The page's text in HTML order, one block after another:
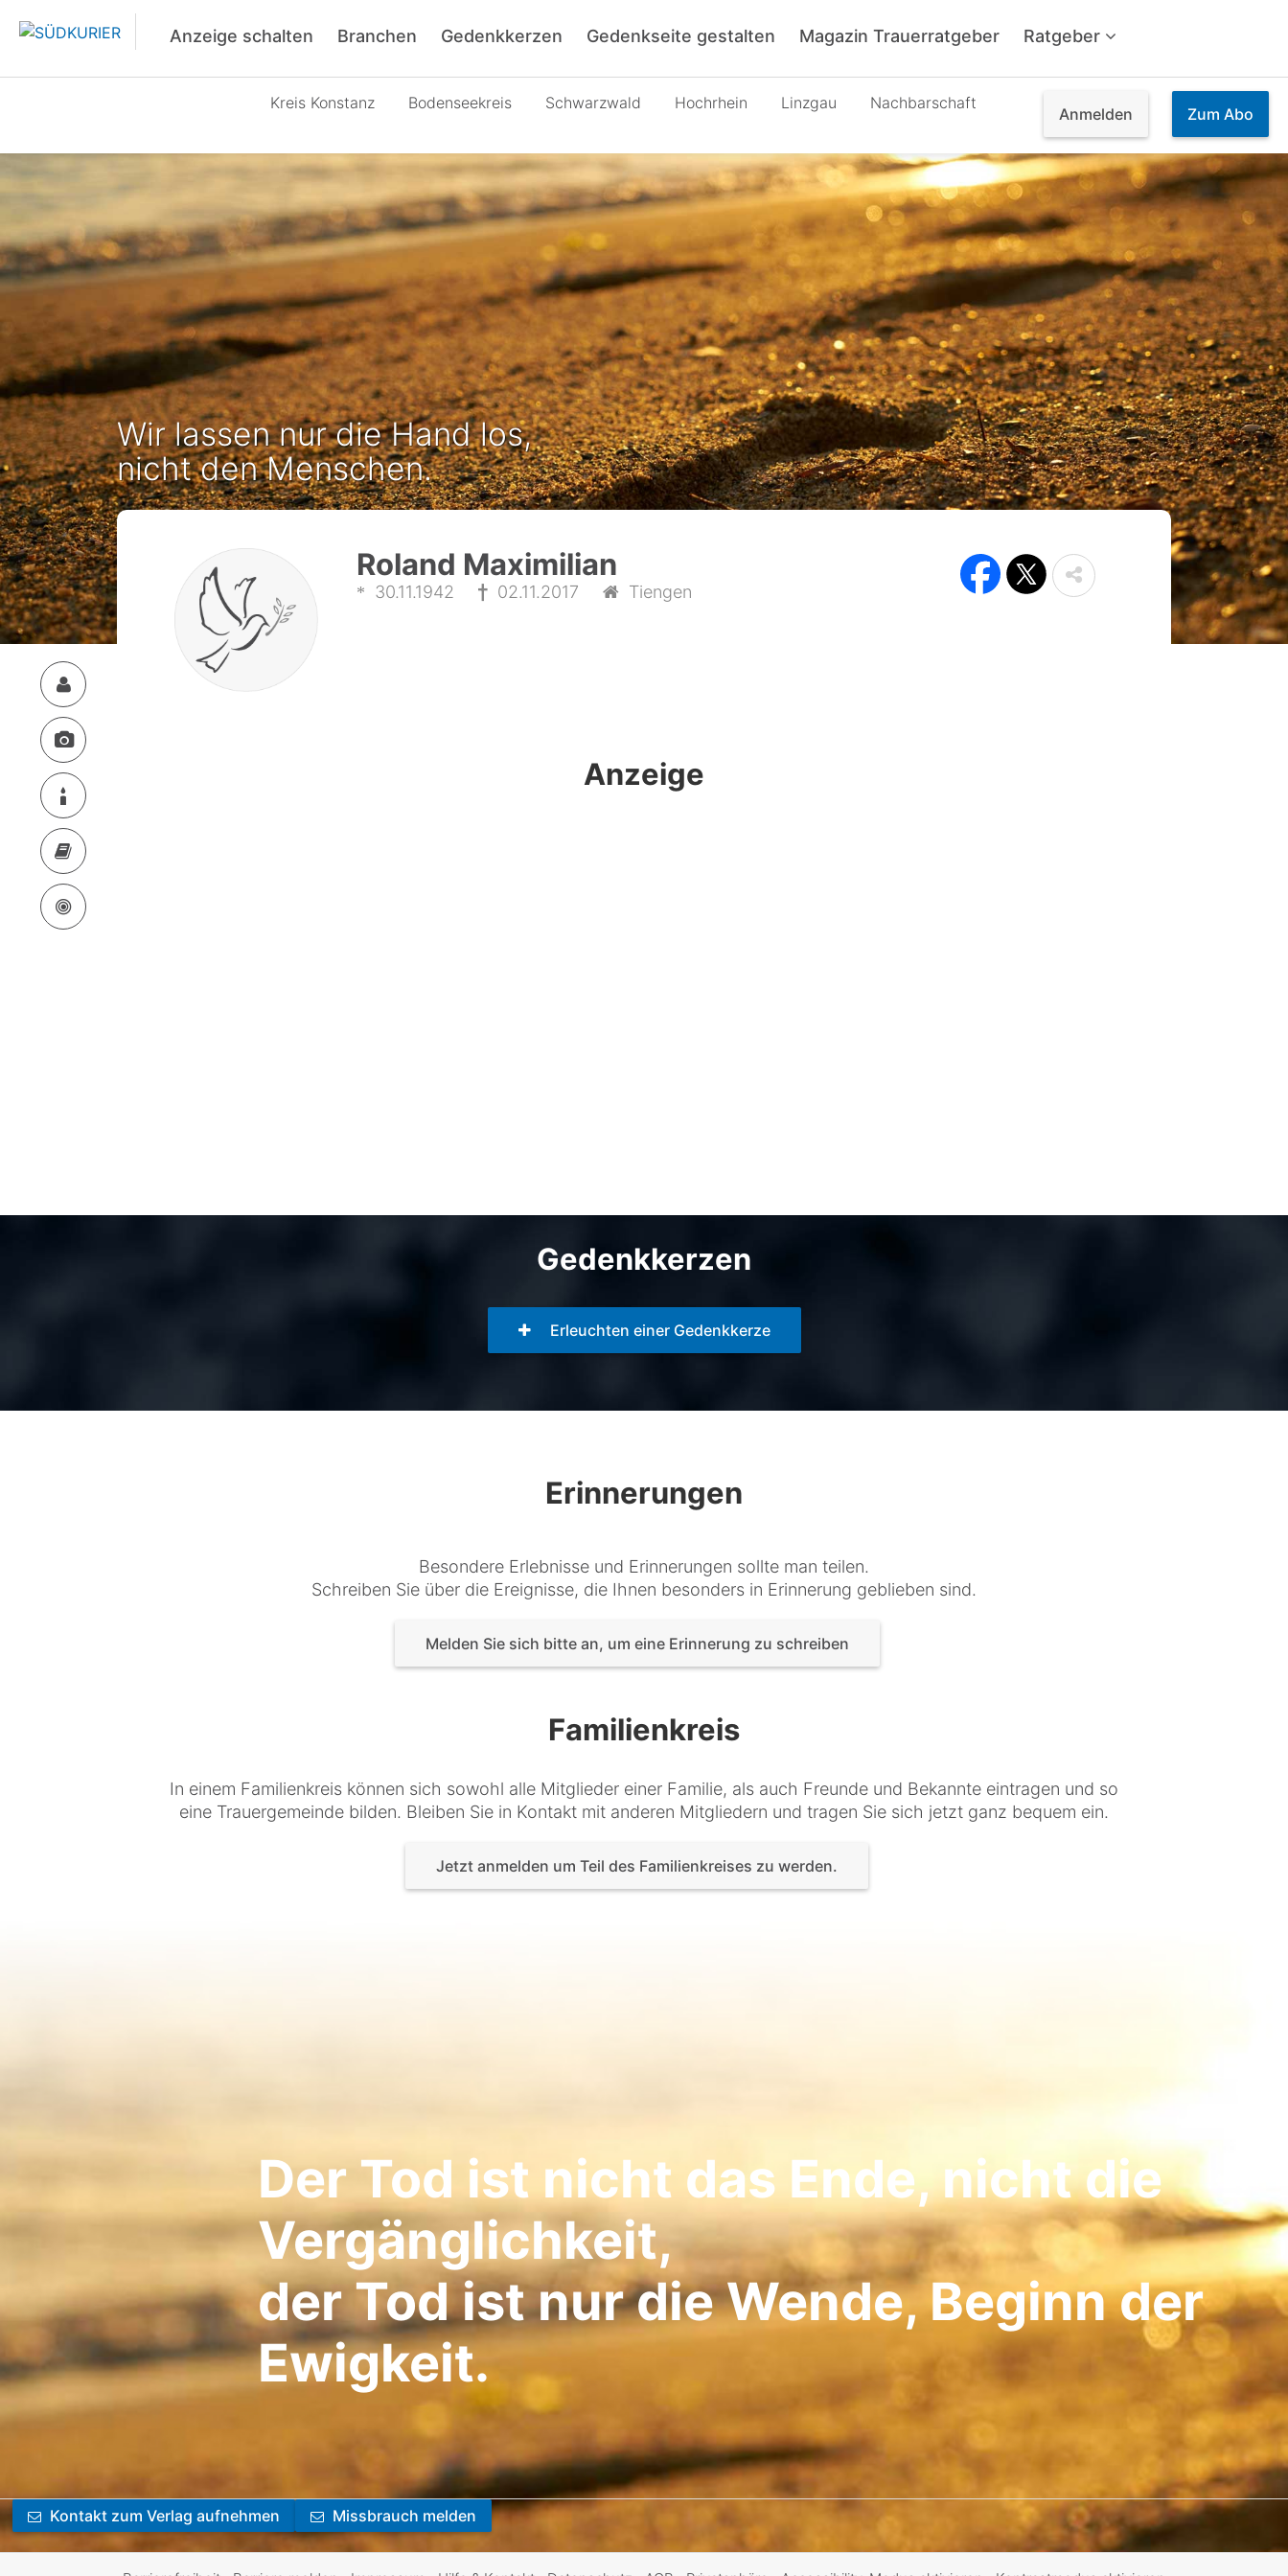
Anzeige schalten Branchen Gedenkkerzen Gedenkseite gestalten Magazin Trauerratgeber Ratgeber
Anmelden Zum Abo
Kreis Konstanz Bodenseekreis Schwarzwald Hochrhein Linzgau Nachbarschaft
Wir lassen nur die Hand los,
nicht den Menschen.
Roland Maximilian
30.11.1942 02.11.2017 Tiengen
Anzeige
Gedenkkerzen
Erleuchten einer Gedenkkerze
Erinnerungen
Besondere Erlebnisse und Erinnerungen sollte man teilen.
Schreiben Sie über die Ereignisse, die Ihnen besonders in Erinnerung geblieben sind.
Melden Sie sich bitte an, um eine Erinnerung zu schreiben
Familienkreis
In einem Familienkreis können sich sowohl alle Mitglieder einer Familie, als auch Freunde und Bekannte eintragen und so
eine Trauergemeinde bilden. Bleiben Sie in Kontakt mit anderen Mitgliedern und tragen Sie sich jetzt ganz bequem ein.
Jetzt anmelden um Teil des Familienkreises zu werden.
Der Tod ist nicht das Ende, nicht die
Vergänglichkeit,
der Tod ist nur die Wende, Beginn der
Ewigkeit.
Kontakt zum Verlag aufnehmen Missbrauch melden